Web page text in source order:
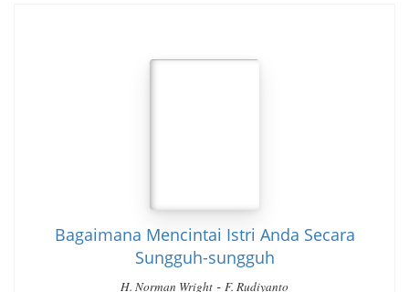
Bagaimana Mencintai Istri Anda Secara
Sungguh-sungguh
H. Norman Wright - F. Rudiyanto